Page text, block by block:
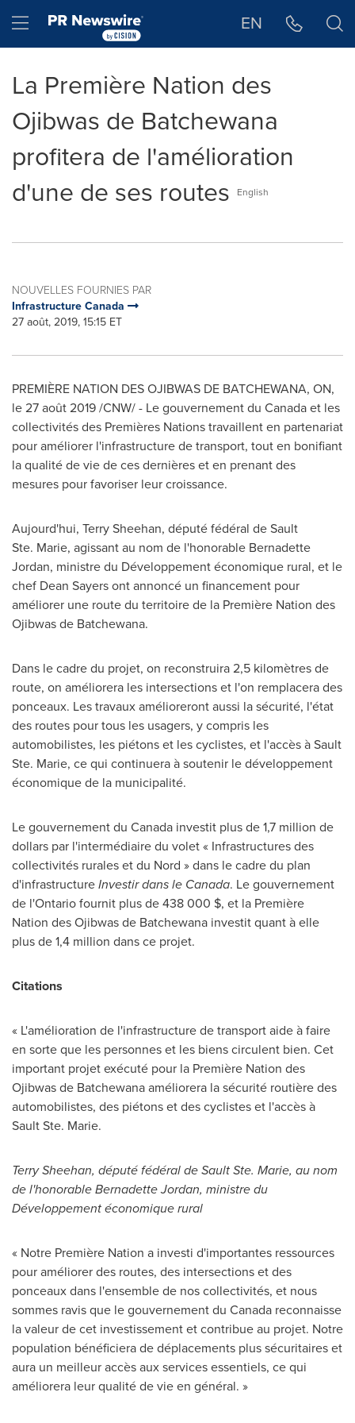
Hamburger menu EN
La Première Nation des
Ojibwas de Batchewana
profitera de l'amélioration
d'une de ses routes
English
NOUVELLES FOURNIES PAR
Infrastructure Canada
27 août, 2019, 15:15 ET
PREMIÈRE NATION DES OJIBWAS DE BATCHEWANA, ON,
le 27 août 2019 /CNW/ - Le gouvernement du Canadaet les
collectivités des Premières Nations travaillent en partenariat
pour améliorer l'infrastructure de transport, tout en bonifiant
la qualité de vie de ces dernières et en prenant des
mesures pour favoriser leur croissance.
Aujourd'hui, Terry Sheehan, député fédéral de Sault
Ste. Marie, agissant au nom de l'honorable Bernadette
Jordan, ministre du Développement économique rural, et le
chef Dean Sayersont annoncé un financement pour
améliorer une route du territoire de la Première Nation des
Ojibwas de Batchewana.
Dans le cadre du projet, on reconstruira 2,5 kilomètres de
route, on améliorera les intersections et l'on remplacera des
ponceaux. Les travaux amélioreront aussi la sécurité, l'état
des routes pour tous les usagers, y compris les
automobilistes, les piétons et les cyclistes, et l'accès àSault
Ste. Marie, ce qui continuera à soutenir le développement
économique de la municipalité.
Le gouvernement du Canada investit plus de 1,7 million de
dollars par l'intermédiaire du volet « Infrastructures des
collectivités rurales et du Nord » dans le cadre du plan
d'infrastructureInvestir dans le Canada. Le gouvernement
de l'Ontariofournit plus de 438 000 $, et la Première
Nation des Ojibwas de Batchewana investit quant à elle
plus de 1,4 million dans ce projet.
Citations
« L'amélioration de l'infrastructure de transport aide à faire
en sorte que les personnes et les biens circulent bien. Cet
important projet exécuté pour la Première Nation des
Ojibwas de Batchewana améliorera la sécurité routière des
automobilistes, des piétons et des cyclistes et l'accès à
Sault Ste. Marie.
Terry Sheehan, député fédéral deSault Ste. Marie, au nom
de l'honorableBernadette Jordan, ministre du
Développement économique rural
« Notre Première Nation a investi d'importantes ressources
pour améliorer des routes, des intersections et des
ponceaux dans l'ensemble de nos collectivités, et nous
sommes ravis que le gouvernement du Canada reconnaisse
la valeur de cet investissement et contribue au projet. Notre
population bénéficiera de déplacements plus sécuritaires et
aura un meilleur accès aux services essentiels, ce qui
améliorera leur qualité de vie en général. »